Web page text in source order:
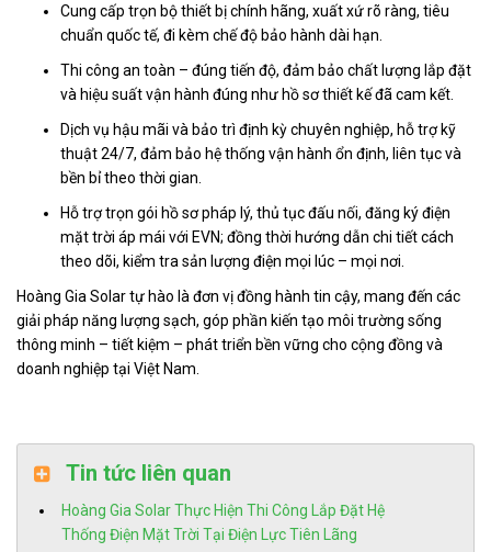
Cung cấp trọn bộ thiết bị chính hãng, xuất xứ rõ ràng, tiêu
chuẩn quốc tế, đi kèm chế độ bảo hành dài hạn.
Thi công an toàn – đúng tiến độ, đảm bảo chất lượng lắp đặt
và hiệu suất vận hành đúng như hồ sơ thiết kế đã cam kết.
Dịch vụ hậu mãi và bảo trì định kỳ chuyên nghiệp, hỗ trợ kỹ
thuật 24/7, đảm bảo hệ thống vận hành ổn định, liên tục và
bền bỉ theo thời gian.
Hỗ trợ trọn gói hồ sơ pháp lý, thủ tục đấu nối, đăng ký điện
mặt trời áp mái với EVN; đồng thời hướng dẫn chi tiết cách
theo dõi, kiểm tra sản lượng điện mọi lúc – mọi nơi.
Hoàng Gia Solar tự hào là đơn vị đồng hành tin cậy, mang đến các
giải pháp năng lượng sạch, góp phần kiến tạo môi trường sống
thông minh – tiết kiệm – phát triển bền vững cho cộng đồng và
doanh nghiệp tại Việt Nam.
Tin tức liên quan
Hoàng Gia Solar Thực Hiện Thi Công Lắp Đặt Hệ
Thống Điện Mặt Trời Tại Điện Lực Tiên Lãng